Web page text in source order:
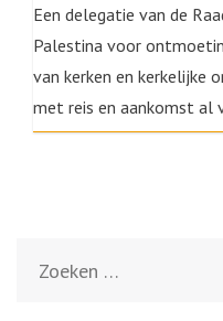
Een delegatie van de
Palestina voor
van kerken en kerkelijke
met reis en aankomst al